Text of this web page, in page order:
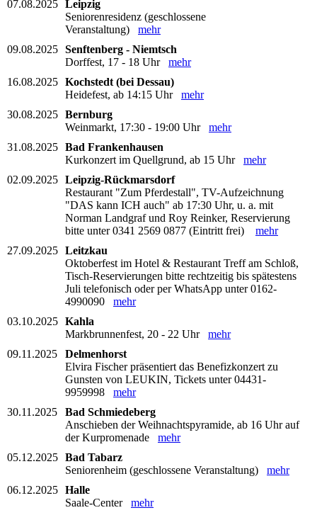
07.08.2025 Leipzig
Seniorenresidenz (geschlossene
Veranstaltung) mehr
09.08.2025 Senftenberg - Niemtsch
Dorffest, 17 - 18 Uhr mehr
16.08.2025 Kochstedt (bei Dessau)
Heidefest, ab 14:15 Uhr mehr
30.08.2025 Bernburg
Weinmarkt, 17:30 - 19:00 Uhr mehr
31.08.2025 Bad Frankenhausen
Kurkonzert im Quellgrund, ab 15 Uhr mehr
02.09.2025 Leipzig-Rückmarsdorf
Restaurant "Zum Pferdestall", TV-Aufzeichnung
"DAS kann ICH auch" ab 17:30 Uhr, u. a. mit
Norman Landgraf und Roy Reinker, Reservierung
bitte unter 0341 2569 0877 (Eintritt frei) mehr
27.09.2025 Leitzkau
Oktoberfest im Hotel & Restaurant Treff am Schloß,
Tisch-Reservierungen bitte rechtzeitig bis spätestens
Juli telefonisch oder per WhatsApp unter 0162-
4990090 mehr
03.10.2025 Kahla
Markbrunnenfest, 20 - 22 Uhr mehr
09.11.2025
Delmenhorst
Elvira Fischer präsentiert das Benefizkonzert zu
Gunsten von LEUKIN, Tickets unter 04431-
9959998 mehr
30.11.2025
Bad Schmiedeberg
Anschieben der Weihnachtspyramide, ab 16 Uhr auf
der Kurpromenade mehr
05.12.2025 Bad Tabarz
Seniorenheim (geschlossene Veranstaltung) mehr
06.12.2025 Halle
Saale-Center mehr